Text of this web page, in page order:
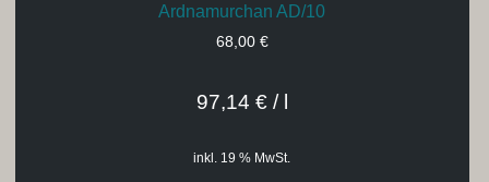
Ardnamurchan AD/10
68,00 €
97,14 €/ l
inkl. 19 % MwSt.